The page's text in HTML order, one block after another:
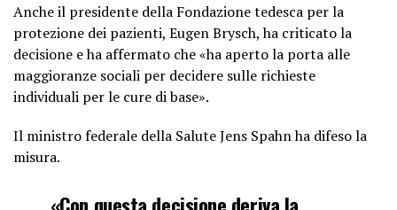
Anche il presidente della Fondazione tedesca per la
protezione dei pazienti, Eugen Brysch, ha criticato la
decisione e ha affermato che «ha aperto la porta alle
maggioranze sociali per decidere sulle richieste
individuali per le cure di base».
Il ministro federale della Salute Jens Spahn ha difeso la
misura.
«Con questa decisione deriva la